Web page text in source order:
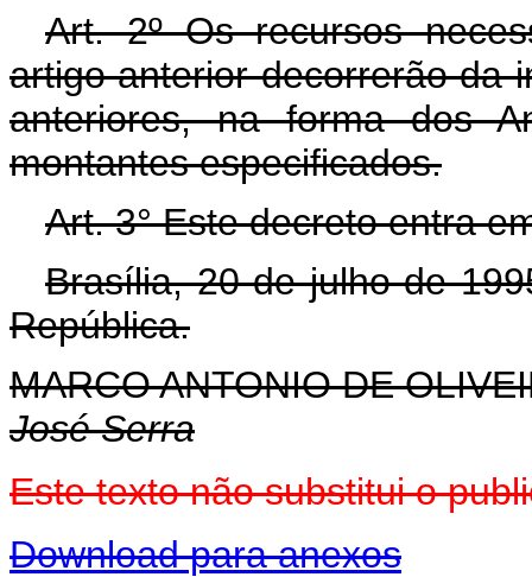
Art. 2º Os recursos
artigo anterior decorrerão da
anteriores, na forma dos
montantes especificados.
Art. 3° Este decreto entra
Brasília, 20 de julho de
República.
MARCO ANTONIO DE
José Serra
Este texto não substitui o
Download para anexos